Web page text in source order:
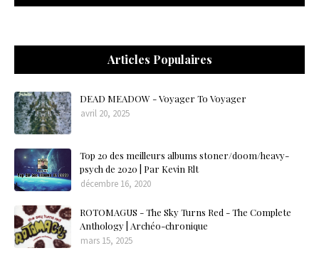
Articles Populaires
DEAD MEADOW - Voyager To Voyager
avril 20, 2025
Top 20 des meilleurs albums stoner/doom/heavy-
psych de 2020 | Par Kevin Rlt
décembre 16, 2020
ROTOMAGUS - The Sky Turns Red - The Complete
Anthology | Archéo-chronique
mars 15, 2025